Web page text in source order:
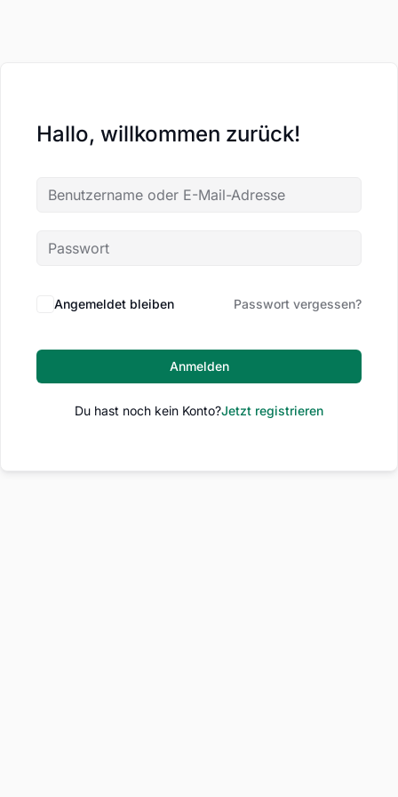
Hallo, willkommen zurück!
Angemeldet bleiben Passwort vergessen?
Anmelden
Du hast noch kein Konto?Jetzt registrieren